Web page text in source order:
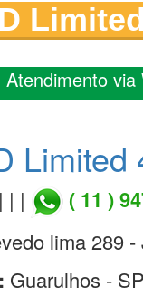
Atendimento
| | |
( 11 )
lima 289
Guarulhos - SP